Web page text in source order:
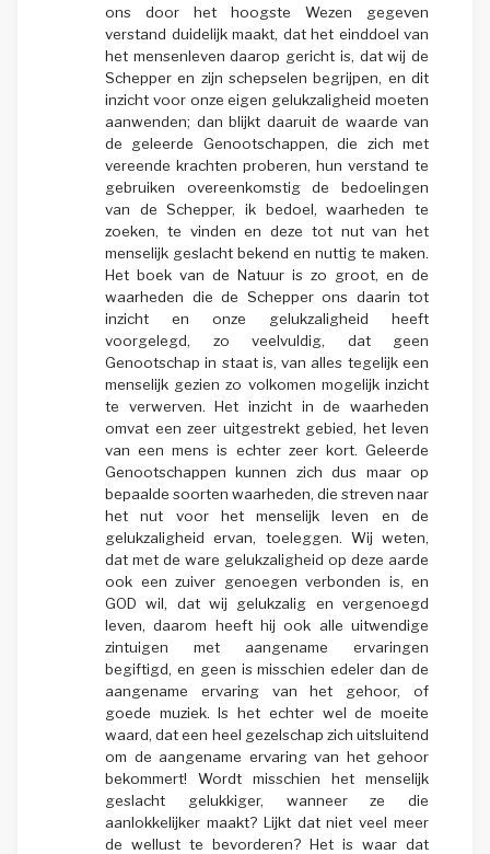
ons door het hoogste Wezen gegeven
verstand duidelijk maakt, dat het einddoel van
het mensenleven daarop gericht is, dat wij de
Schepper en zijn schepselen begrijpen, en dit
inzicht voor onze eigen gelukzaligheid moeten
aanwenden; dan blijkt daaruit de waarde van
de geleerde Genootschappen, die zich met
vereende krachten proberen, hun verstand te
gebruiken overeenkomstig de bedoelingen
van de Schepper, ik bedoel, waarheden te
zoeken, te vinden en deze tot nut van het
menselijk geslacht bekend en nuttig te maken.
Het boek van de Natuur is zo groot, en de
waarheden die de Schepper ons daarin tot
inzicht en onze gelukzaligheid heeft
voorgelegd, zo veelvuldig, dat geen
Genootschap in staat is, van alles tegelijk een
menselijk gezien zo volkomen mogelijk inzicht
te verwerven. Het inzicht in de waarheden
omvat een zeer uitgestrekt gebied, het leven
van een mens is echter zeer kort. Geleerde
Genootschappen kunnen zich dus maar op
bepaalde soorten waarheden, die streven naar
het nut voor het menselijk leven en de
gelukzaligheid ervan, toeleggen. Wij weten,
dat met de ware gelukzaligheid op deze aarde
ook een zuiver genoegen verbonden is, en
GOD wil, dat wij gelukzalig en vergenoegd
leven, daarom heeft hij ook alle uitwendige
zintuigen met aangename ervaringen
begiftigd, en geen is misschien edeler dan de
aangename ervaring van het gehoor, of
goede muziek. Is het echter wel de moeite
waard, dat een heel gezelschap zich uitsluitend
om de aangename ervaring van het gehoor
bekommert! Wordt misschien het menselijk
geslacht gelukkiger, wanneer ze die
aanlokkelijker maakt? Lijkt dat niet veel meer
de wellust te bevorderen? Het is waar dat